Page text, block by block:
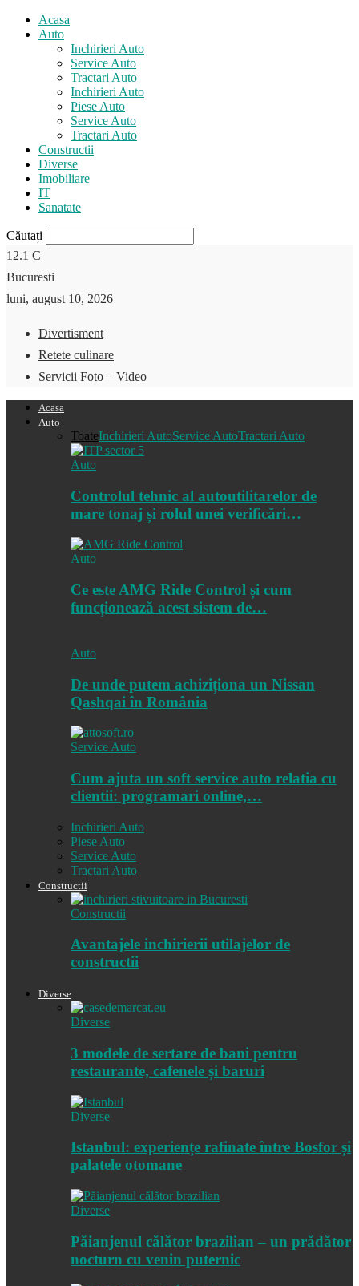
Acasa
Auto
Inchirieri Auto
Service Auto
Tractari Auto
Inchirieri Auto
Piese Auto
Service Auto
Tractari Auto
Constructii
Diverse
Imobiliare
IT
Sanatate
Căutați
12.1 C
Bucuresti
luni, august 10, 2026
Divertisment
Retete culinare
Servicii Foto – Video
Acasa
Auto
ToateInchirieri AutoService AutoTractari Auto
Auto
Controlul tehnic al autoutilitarelor de
mare tonaj și rolul unei verificări…
Auto
Ce este AMG Ride Control și cum
funcționează acest sistem de…
Auto
De unde putem achiziționa un Nissan
Qashqai în România
Service Auto
Cum ajuta un soft service auto relatia cu
clientii: programari online,…
Inchirieri Auto
Piese Auto
Service Auto
Tractari Auto
Constructii
Constructii
Avantajele inchirierii utilajelor de
constructii
Diverse
Diverse
3 modele de sertare de bani pentru
restaurante, cafenele și baruri
Diverse
Istanbul: experiențe rafinate între Bosfor și
palatele otomane
Diverse
Păianjenul călător brazilian – un prădător
nocturn cu venin puternic